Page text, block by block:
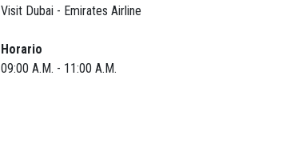
Visit Dubai - Emirates Airline
Horario
09:00 A.M. - 11:00 A.M.